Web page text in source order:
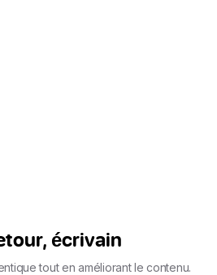
écrivain
tout en améliorant le contenu.